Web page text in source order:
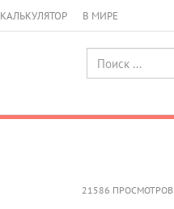
КАЛЬКУЛЯТОР В МИРЕ
21586 ПРОСМОТРОВ